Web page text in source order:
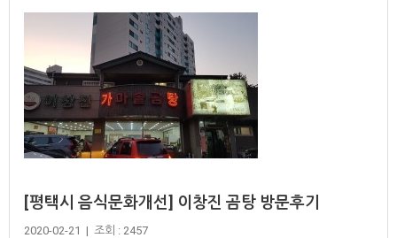
[평택시 음식문화개선] 이창진 곰탕 방문후기
2020-02-21 | 조회 : 2457